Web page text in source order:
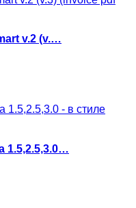
v.2 (v.…
1.5,2.5,3.0…